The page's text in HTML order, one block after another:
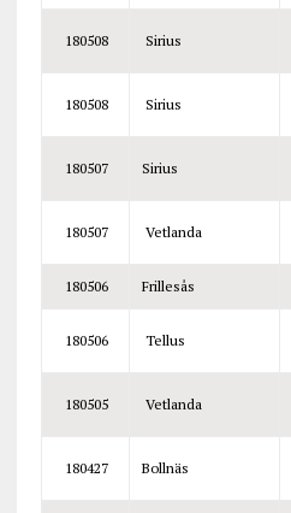
180508 Sirius
180508 Sirius
180507 Sirius
180507 Vetlanda
180506 Frillesås
180506 Tellus
180505 Vetlanda
180427 Bollnäs